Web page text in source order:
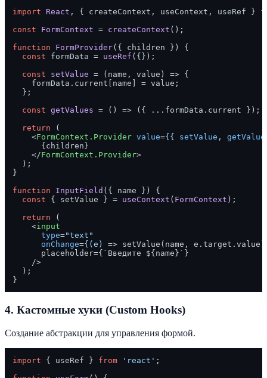
import React , { createContext, useContext, useRef }
const
FormContext = createContext ();
function
FormProvider( { children } ) {
const formData = useRef ({});
const
setValue = ( name, value ) => {
    formData.
current [name] = value;
  };
const getValues = ( ) => ({ ...formData. current });
return (
<FormContext.Provider value={{ setValue ,
      {children}
</FormContext.Provider>
  );
}
function
InputField ( { name } ) {
const { setValue } = useContext ( FormContext );
return (
<input
type="text"
onChange={(e) => setValue(name,
      placeholder={`Введите ${name}`}
    />
  );
4. Кастомные хуки (Custom Hooks)
Создание абстракции для управления формой.
import { useRef } from 'react' ;